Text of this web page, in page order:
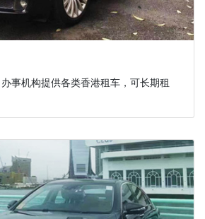
事机构提供各类香港租车，可长期租